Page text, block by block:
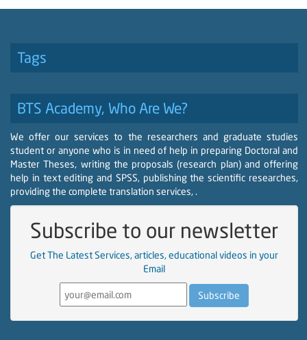
Tags
BTS Academy, Who Are We?
We offer our services to the researchers and graduate studies
student or anyone who is in need of help in preparing Doctoral and
Master Theses, writing the proposals (research plan) and offering
help in text editing and SPSS, publishing the scientific researches,
providing the complete translation services, .
Subscribe to our newsletter
Get The Latest Services, articles, educational videos in your
Email